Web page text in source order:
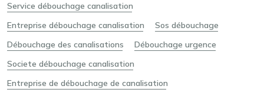
Service débouchage canalisation
Entreprise débouchage canalisation
Sos débouchage
Débouchage des canalisations
Débouchage urgence
Societe débouchage canalisation
Entreprise de débouchage de canalisation